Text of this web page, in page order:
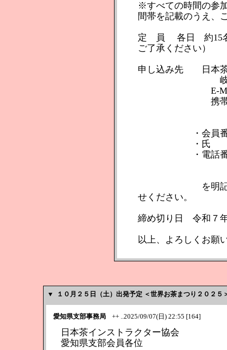
※すべての時間の参
間帯を記載のうえ、
定 員 各日 約15名
ご了承ください）
申し込み先 日本
岐阜県支
E-Mail：
携帯 080-
・会員番
・氏
・電話番号（
を明記の上、
せください。
締め切り日 令和７
以上、よろしくお願
▼ １０月２５日（土）出発予定 ＜世界お茶まつり２０２５
愛知県支部事務局++ ..2025/09/07(日) 22:55 [164]
日本茶インストラクター協会
愛知県支部会員各位